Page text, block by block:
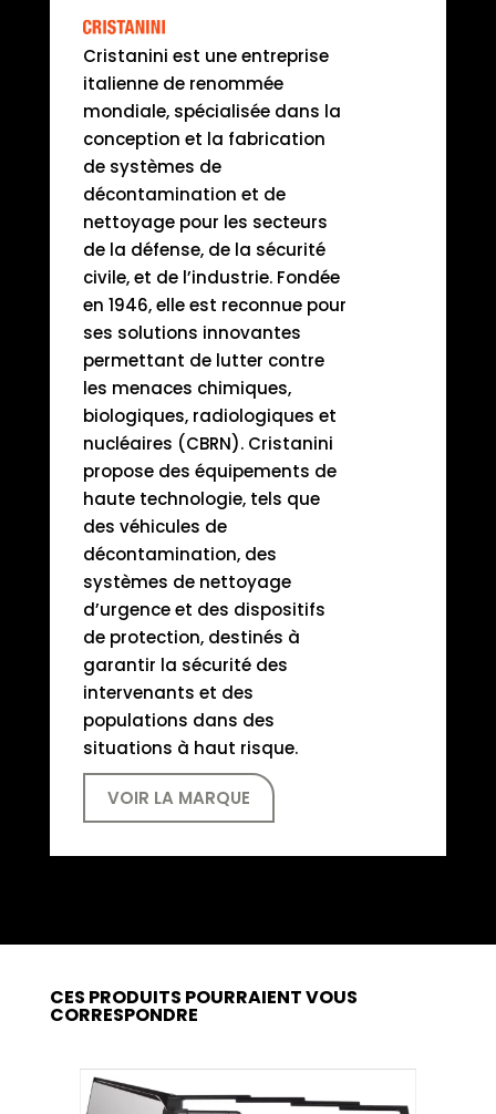
Cristanini est une entreprise
italienne de renommée
mondiale, spécialisée dans la
conception et la fabrication
de systèmes de
décontamination et de
nettoyage pour les secteurs
de la défense, de la sécurité
civile, et de l’industrie. Fondée
en 1946, elle est reconnue pour
ses solutions innovantes
permettant de lutter contre
les menaces chimiques,
biologiques, radiologiques et
nucléaires (CBRN). Cristanini
propose des équipements de
haute technologie, tels que
des véhicules de
décontamination, des
systèmes de nettoyage
d’urgence et des dispositifs
de protection, destinés à
garantir la sécurité des
intervenants et des
populations dans des
situations à haut risque.
VOIR LA MARQUE
CES PRODUITS POURRAIENT VOUS
CORRESPONDRE